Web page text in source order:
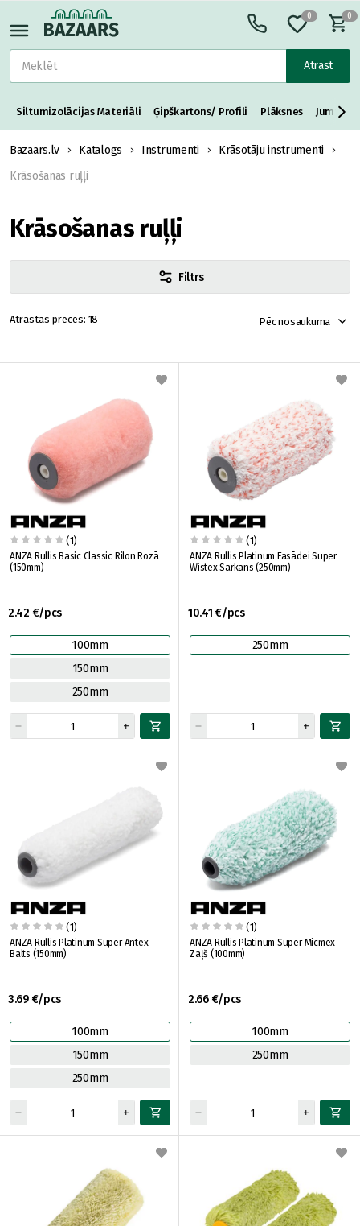
Atrast
0 0
Siltumizolācijas Materiāli Ģipškartons/ Profili Plāksnes Jumta
Bazaars.lv Katalogs Instrumenti
Krāsotāju instrumenti
Krāsošanas ruļļi
Krāsošanas ruļļi
Filtrs
18 Pēc nosaukuma
(1)
ANZA Rullis Basic Classic Rilon Rozā
(150mm)
2.42 €/pcs
100mm
150mm
250mm
(1)
ANZA Rullis Platinum Fasādei Super
Wistex Sarkans (250mm)
10.41 €/pcs
250mm
(1)
ANZA Rullis Platinum Super Antex
Balts (150mm)
3.69 €/pcs
100mm
150mm
250mm
(1)
ANZA Rullis Platinum Super Micmex
Zaļš (100mm)
2.66 €/pcs
100mm
250mm